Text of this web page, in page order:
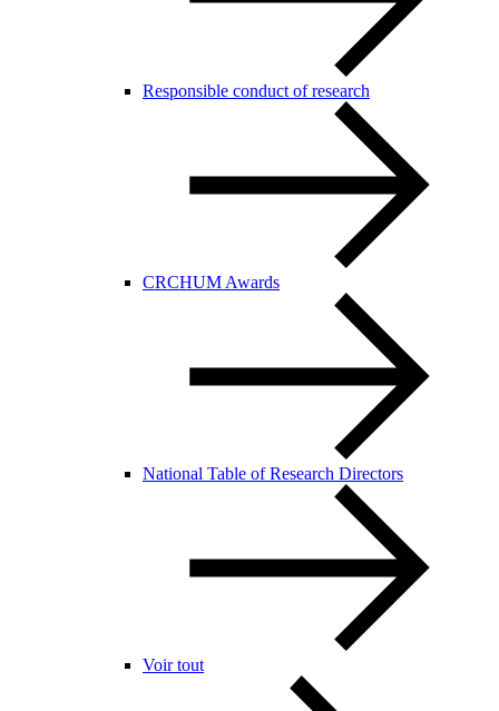
Responsible conduct of research
CRCHUM Awards
National Table of Research Directors
Voir tout